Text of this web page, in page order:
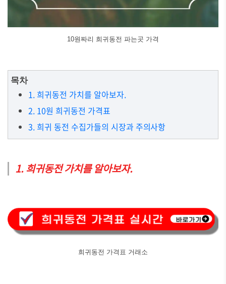
10원짜리 희귀동전 파는곳 가격
목차
1. 희귀동전 가치를 알아보자.
2. 10원 희귀동전 가격표
3. 희귀 동전 수집가들의 시장과 주의사항
1. 희귀동전 가치를 알아보자.
희귀동전 가격표 거래소